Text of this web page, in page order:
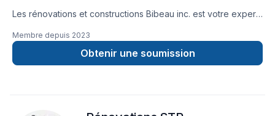
Les rénovations et constructions Bibeau inc. est votre expert
Drain français, Entretien commercial, Entretien ménager,
Excavation, Fissures, Fondations, Maçonnerie, Margelle,
Plancher, Salle de bain, Sous-sol dans les secteurs de Centre
Membre depuis 2023
Obtenir une soumission